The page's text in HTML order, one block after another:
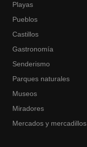
Playas
Pueblos
Castillos
Gastronomía
Senderismo
Parques naturales
Museos
Miradores
Mercados y mercadillos